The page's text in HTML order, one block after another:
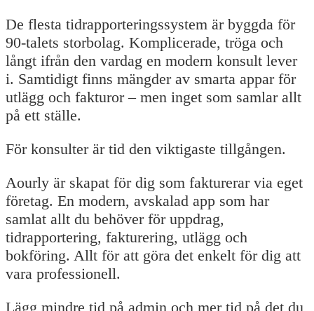
De flesta tidrapporteringssystem är byggda för
90-talets storbolag. Komplicerade, tröga och
långt ifrån den vardag en modern konsult lever
i. Samtidigt finns mängder av smarta appar för
utlägg och fakturor – men inget som samlar allt
på ett ställe.
För konsulter är tid den viktigaste tillgången.
Aourly är skapat för dig som fakturerar via eget
företag. En modern, avskalad app som har
samlat allt du behöver för uppdrag,
tidrapportering, fakturering, utlägg och
bokföring. Allt för att göra det enkelt för dig att
vara professionell.
Lägg mindre tid på admin och mer tid på det du